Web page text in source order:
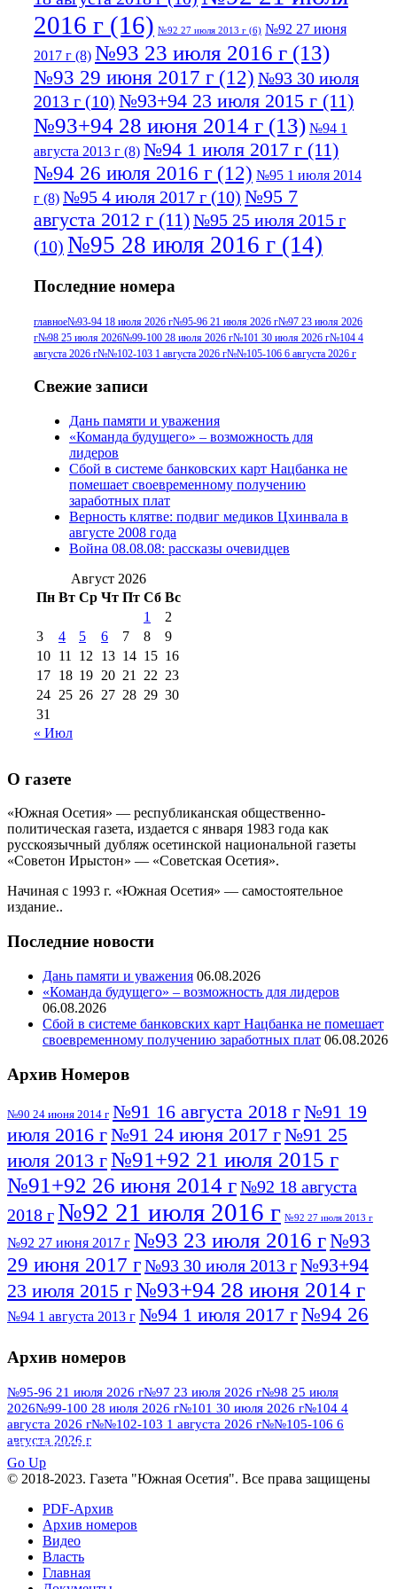
2016 г (16) №92 27 июля 2013 г (6) №92 27 июня
2017 г (8) №93 23 июля 2016 г (13)
№93 29 июня 2017 г (12) №93 30 июля
2013 г (10) №93+94 23 июля 2015 г (11)
№93+94 28 июня 2014 г (13) №94 1
августа 2013 г (8) №94 1 июля 2017 г (11)
№94 26 июля 2016 г (12) №95 1 июля 2014
г (8) №95 4 июля 2017 г (10) №95 7
августа 2012 г (11)№95 25 июля 2015 г
(10) №95 28 июля 2016 г (14)
июля 2017 г(11)№96 9 августа 2012
г(13) №96 28 июля 2015 г(9) №96+97 3
июля 2014 г(10)№96+97 30 июля
июля 2017 г
2012 г(15)№97 30 июля 2015 г
(15)№98 1 августа 2015 г
августа 2016 г(10)№98 5 июля 2014 г(10)
№98 8 августа 2013 г
августа 2012 г(14)
2017 г(9)
№99 4 августа
2016 г(12) №99 8 июля 2014 г
августа 2012 г(11)
августа 2013 г
(12)
Последние номера
главное№93-94 18 июля 2026 г№95-96 21 июля 2026 г№97 23 июля 2026
г№98 25 июля 2026№99-100 28 июля 2026 г№101 30 июля 2026 г№104 4
августа 2026 г№№102-103 1 августа 2026 г№№105-106 6 августа 2026 г
Свежие записи
Дань памяти и уважения
«Команда будущего» – возможность для
лидеров
Сбой в системе банковских карт Нацбанка не
помешает своевременному получению
заработных плат
Верность клятве: подвиг медиков Цхинвала в
августе 2008 года
Война 08.08.08: рассказы очевидцев
Август 2026
Пн Вт Ср Чт Пт Сб Вс
1
2
3
4 5 6 7 8
9
10 11 12 13 14 15 16
17 18 19 20 21 22 23
24 25 26 27 28 29 30
31
« Июл
О газете
«Южная Осетия» — республиканская общественно-
политическая газета, издается с января 1983 года как
русскоязычный дубляж осетинской национальной газеты
«Советон Ирыстон» — «Советская Осетия».
Начиная с 1993 г. «Южная Осетия» — самостоятельное
издание..
Последние новости
Дань памяти и уважения 06.08.2026
«Команда будущего» – возможность для лидеров
06.08.2026
Сбой в системе банковских карт Нацбанка не помешает
своевременному получению заработных плат 06.08.2026
Архив Номеров
№90 24 июня 2014 г №91 16 августа 2018 г№91 19
июля 2016 г№91 24 июня 2017 г№91 25
июля 2013 г№91+92 21 июля 2015 г
№91+92 26 июня 2014 г№92 18 августа
2018 г№92 21 июля 2016 г №92 27 июля 2013 г
№92 27 июня 2017 г №93 23 июля 2016 г№93
29 июня 2017 г№93 30 июля 2013 г№93+94
23 июля 2015 г№93+94 28 июня 2014 г
№94 1 августа 2013 г №94 1 июля 2017 г№94 26
№95 7 августа 2012 г
№95 28 июля 2016 г№95+96 3 августа
2013 г№96 6 июля 2017 г№96 9 августа
2012 г №96 28 июля 2015 г
№96+97 30 июля 2016 г
№97 11 августа 2012 г
№97 30 июля 2015 г
№98 2 августа 2016 г
августа 2013 г
Архив номеров
№95-96 21 июля 2026 г№97 23 июля 2026 г№98 25 июля
2026№99-100 28 июля 2026 г№101 30 июля 2026 г№104 4
августа 2026 г№№102-103 1 августа 2026 г№№105-106 6
августа 2026 г
ПОСМОТРЕТЬ ВСЕ
Go Up
© 2018-2023. Газета "Южная Осетия". Все права защищены
PDF-Архив
Архив номеров
Видео
Власть
Главная